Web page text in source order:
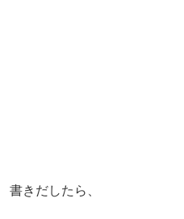
書きだしたら、